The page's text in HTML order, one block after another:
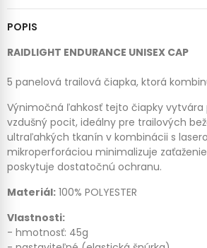
POPIS
RAIDLIGHT ENDURANCE UNISEX CAP
5 panelová trailová čiapka, ktorá
Výnimočná ľahkosť tejto čiapky
vzdušný pocit, ideálny pre trailových
ultraľahkých tkanín v kombinácii s
mikroperforáciou minimalizuje
poskytuje dostatočnú ochranu.
Materiál: 100% POLYESTER
Vlastnosti:
- hmotnosť: 45g